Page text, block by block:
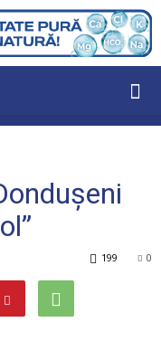
0
199